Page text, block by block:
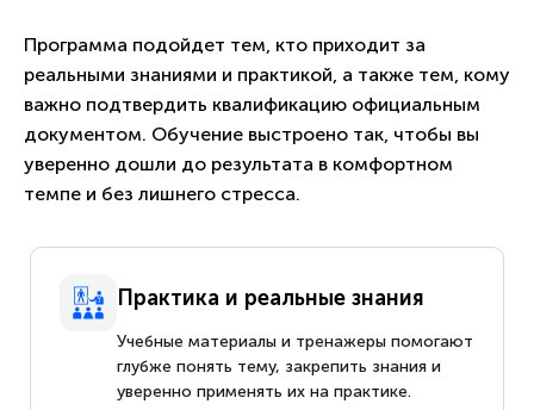
Программа подойдет тем, кто приходит за
реальными знаниями и практикой, а также тем, кому
важно подтвердить квалификацию официальным
документом. Обучение выстроено так, чтобы вы
уверенно дошли до результата в комфортном
темпе и без лишнего стресса.
Практика и реальные знания
Учебные материалы и тренажеры помогают
глубже понять тему, закрепить знания и
уверенно применять их на практике.